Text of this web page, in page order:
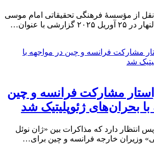
نقل از مؤسسهٔ فرهنگی تحقیقاتی امام موسی
با عنوان…
مشارکت فرانسه و چین
بحران‌های ژئوپلیتیک شد
انتظار دارد که مذاکرات بین «ژان نوئل
وزیران خارجه فرانسه و چین برای…